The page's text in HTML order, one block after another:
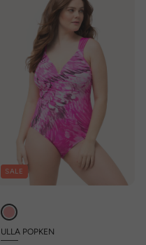
SALE
ULLA POPKEN